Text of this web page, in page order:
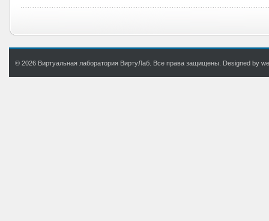
© 2026 Виртуальная лаборатория ВиртуЛаб. Все права защищены. Designed by